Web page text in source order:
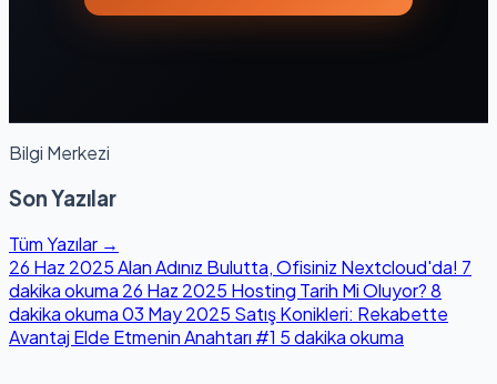
Bilgi Merkezi
Son Yazılar
Tüm Yazılar →
26 Haz 2025Alan Adınız Bulutta, Ofisiniz Nextcloud'da! 7
dakika okuma 26 Haz 2025 Hosting Tarih Mi Oluyor?8
dakika okuma03 May 2025 Satış Konikleri: Rekabette
Avantaj Elde Etmenin Anahtarı #1 5 dakika okuma